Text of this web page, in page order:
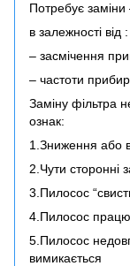
Потребує заміни
в залежності від :
– засмічення
– частоти
Заміну фільтра
ознак:
1.Зниження або
2.Чути сторонні
3.Пилосос
4.Пилосос
5.Пилосос
вимикається